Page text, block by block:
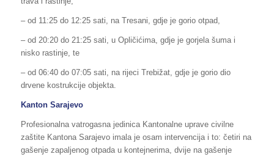
– od 11:25 do 12:25 sati, na Tresani, gdje je gorio otpad,
– od 20:20 do 21:25 sati, u Opličićima, gdje je gorjela šuma i
nisko rastinje, te
– od 06:40 do 07:05 sati, na rijeci Trebižat, gdje je gorio dio
drvene kostrukcije objekta.
Kanton Sarajevo
Profesionalna vatrogasna jedinica Kantonalne uprave civilne
zaštite Kantona Sarajevo imala je osam intervencija i to: četiri na
gašenje zapaljenog otpada u kontejnerima, dvije na gašenje